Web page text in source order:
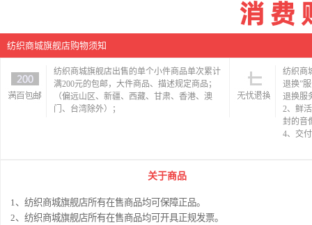
纺织商城旗舰店购物须知
纺织商城旗舰店出售的单个小件商品单次累计
满200元的包邮，大件商品、描述规定商品；
（偏远山区、新疆、西藏、甘肃、香港、澳
门、台湾除外）；
纺织商
退换”
退换服
2、鲜
封的音
4、交
关于商品
1、纺织商城旗舰店所有在售商品均可保障正品。
2、纺织商城旗舰店所有在售商品均可开具正规发票。